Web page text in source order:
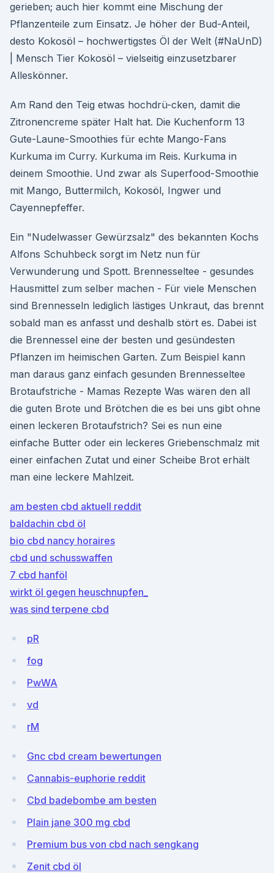
gerieben; auch hier kommt eine Mischung der
Pflanzenteile zum Einsatz. Je höher der Bud-Anteil,
desto Kokosöl – hochwertigstes Öl der Welt (#NaUnD)
| Mensch Tier Kokosöl – vielseitig einzusetzbarer
Alleskönner.
Am Rand den Teig etwas hochdrü-cken, damit die
Zitronencreme später Halt hat. Die Kuchenform 13
Gute-Laune-Smoothies für echte Mango-Fans
Kurkuma im Curry. Kurkuma im Reis. Kurkuma in
deinem Smoothie. Und zwar als Superfood-Smoothie
mit Mango, Buttermilch, Kokosöl, Ingwer und
Cayennepfeffer.
Ein "Nudelwasser Gewürzsalz" des bekannten Kochs
Alfons Schuhbeck sorgt im Netz nun für
Verwunderung und Spott. Brennesseltee - gesundes
Hausmittel zum selber machen - Für viele Menschen
sind Brennesseln lediglich lästiges Unkraut, das brennt
sobald man es anfasst und deshalb stört es. Dabei ist
die Brennessel eine der besten und gesündesten
Pflanzen im heimischen Garten. Zum Beispiel kann
man daraus ganz einfach gesunden Brennesseltee
Brotaufstriche - Mamas Rezepte Was wären den all
die guten Brote und Brötchen die es bei uns gibt ohne
einen leckeren Brotaufstrich? Sei es nun eine
einfache Butter oder ein leckeres Griebenschmalz mit
einer einfachen Zutat und einer Scheibe Brot erhält
man eine leckere Mahlzeit.
am besten cbd aktuell reddit
baldachin cbd öl
bio cbd nancy horaires
cbd und schusswaffen
7 cbd hanföl
wirkt öl gegen heuschnupfen_
was sind terpene cbd
pR
fog
PwWA
vd
rM
Gnc cbd cream bewertungen
Cannabis-euphorie reddit
Cbd badebombe am besten
Plain jane 300 mg cbd
Premium bus von cbd nach sengkang
Zenit cbd öl